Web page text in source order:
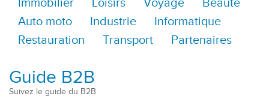
Immobilier
Loisirs Voyage
Beauté
Auto moto
Industrie
Informatique
Restauration
Transport Partenaires
Guide B2B
Suivez le guide du B2B